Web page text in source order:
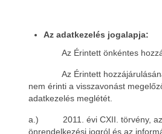
Az adatkezelés jogalapja:
Az Érintett önkéntes
Az Érintett
nem érinti a visszavonást
adatkezelés meglétét.
a.) 2011. évi CXII. törvény, az
önrendelkezési jogról és az